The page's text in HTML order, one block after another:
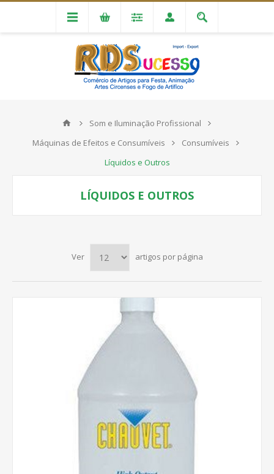
Som e Iluminação Profissional
Máquinas de Efeitos e Consumíveis
Consumíveis
Líquidos e Outros
LÍQUIDOS E OUTROS
Ver artigos por página